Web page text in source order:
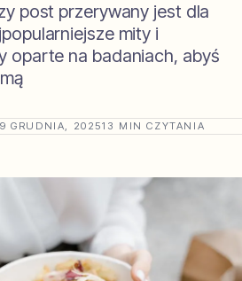
post przerywany jest dla
mity i
oparte na badaniach, abyś
GRUDNIA, 202513 MIN CZYTANIA